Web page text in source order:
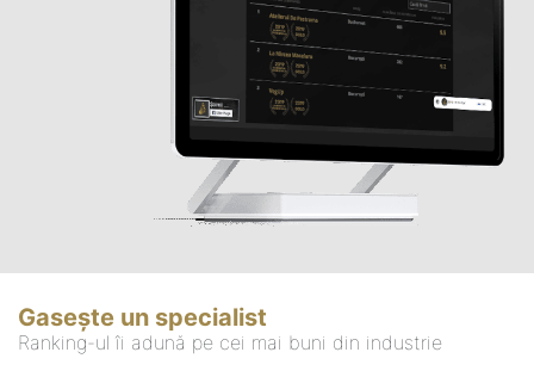
Gasește un specialist
Ranking-ul îi adună pe cei mai buni din industrie